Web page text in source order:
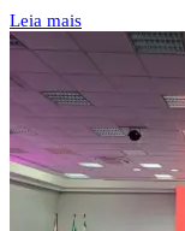
Leia mais